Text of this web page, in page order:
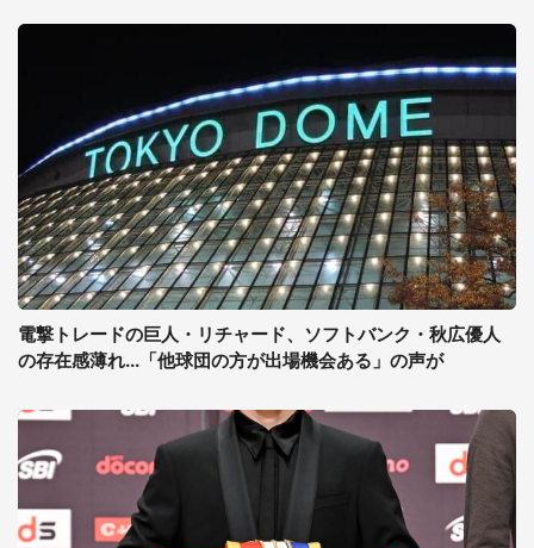
電撃トレードの巨人・リチャード、ソフトバンク・秋広優人
の存在感薄れ...「他球団の方が出場機会ある」の声が